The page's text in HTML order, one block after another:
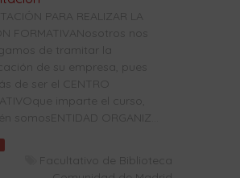
PARA REALIZAR LA
FORMATIVANosotros nos
de tramitar la
de su empresa, pues
de ser el CENTRO
imparte el curso,
somosENTIDAD ORGANIZ...
Facultativo de Biblioteca